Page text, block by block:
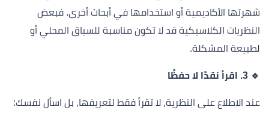
شهرتها الأكاديمية أو استخدامها في أبحاث أخرى. فبعض
النظريات الكلاسيكية قد لا تكون مناسبة للسياق المحلي أو
لطبيعة المشكلة.
🔹 3. اقرأ نقدًا لا حفظًا
عند الاطلاع على النظرية، لا تقرأ فقط لتعريفها، بل اسأل نفسك: